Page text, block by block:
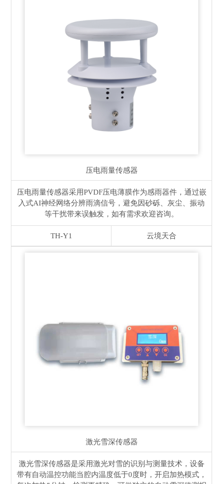
压电雨量传感器
压电雨量传感器采用PVDF压电薄膜作为感雨器件，通过嵌
入式AI神经网络分辨雨滴信号，避免因砂砾、灰尘、振动
等干扰带来误触发，如有需求欢迎咨询。
TH-Y1 云境天合
激光雪深传感器
激光雪深传感器是采用激光对雪的识别与测量技术，设备
带有自动温控功能当腔内温度低于0度时，开启加热模式，